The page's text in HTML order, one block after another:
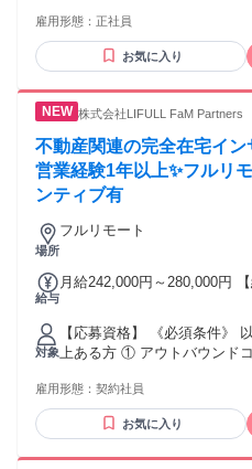
様にも仲間にも誠実に向き合
です。 また、未経験からスタートして 高い成果を出している
メンバーには、 以下のような共通
そ、 自分でスケジュールを
先の数字に一喜一憂せず、目
積み重ねられるメンバーが活躍してい
なる「楽しみながら会話」 1
ンを楽しみながら、経験をつ
ンティブ（年4回） ※経験・
大18%実績あり ●インセンテ
（月5000円） ●交通費全額支
ん。 【こんな方におすすめです✨】 ＼1つでも当てはまれば
OK！／ ・営業や接客・販売
数不問） ・成果を正当に評
チームワークや「思いやり」
トでワークライフバランスを改善したい方
スキル】 ※必須ではありま
（業界・年数不問） ・IT機器・
研修制度】 入社後は、AIを活
と、 講師講習、サポートで基礎から
（約1カ月間） 1．座学： 商
のフィードバックを受けなが
している社員の共通点】 当
る・感謝する）」という行
様にも仲間にも誠実に向き合
です。 また、未経験からスタートして 高い成果を出している
り遂げる「セルフマネジメ
そ、 自分でスケジュールを
先の数字に一喜一憂せず、
雇用形態： 正社員
お気に入り
株式会社LIFULL FaM Partners
不動産関連の完全在宅イン
営業経験1年以上✨フルリ
ンティブ有
場所
フルリモート
給与
月給242,000円～280,000円
（120%～192%）にインセ
＜支給例＞ ■賃貸 個人とチ
チーム10,000円 ■窓口 個人
30,000円/チーム10,000円 ■
対象
【応募資格】 《必須条件》
上ある方 ① アウトバウンド
遇条件》 ・不動産業界での営業経験 ブランクがあ
ろんOK！ ※在宅勤務のため
残業もほぼないためプライ
雇用形態： 契約社員
お気に入り